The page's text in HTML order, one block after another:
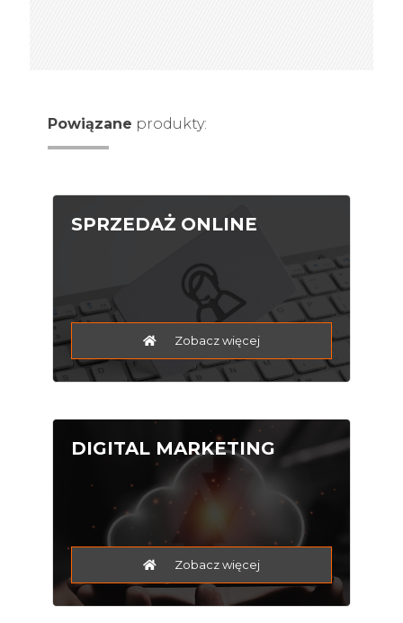
Powiązane produkty:
SPRZEDAŻ ONLINE
Zobacz więcej
DIGITAL MARKETING
Zobacz więcej